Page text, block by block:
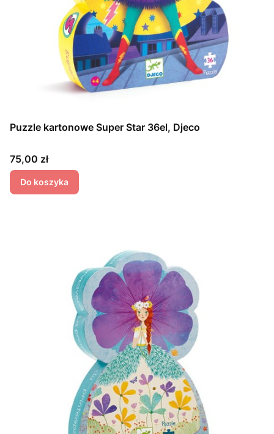
Puzzle kartonowe Super Star 36el, Djeco
Cena
75,00 zł
Do koszyka